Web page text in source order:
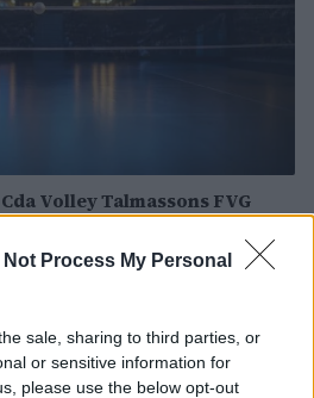
Not Process My Personal
sale, sharing to third parties, or
or sensitive information for
please use the below opt-out
Volley Talmassons FVG
un roster rinforzato